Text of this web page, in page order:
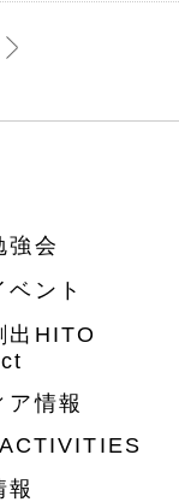
強会
ベント
出HITO
ア情報
報